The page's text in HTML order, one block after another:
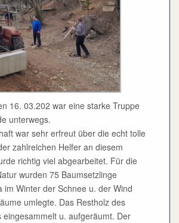
16. 03.202 war eine starke Truppe
unterwegs.
war sehr erfreut über die echt tolle
zahlreichen Helfer an diesem
richtig viel abgearbeitet. Für die
wurden 75 Baumsetzlinge
im Winter der Schnee u. der Wind
umlegte. Das Restholz des
eingesammelt u. aufgeräumt. Der